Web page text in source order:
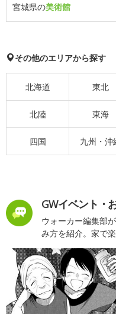
宮城県の美術館
その他のエリアから探す
北海道 東北
北陸 東海
四国 九州・沖
GWイベント・
ウォーカー編集部
み方を紹介。家で